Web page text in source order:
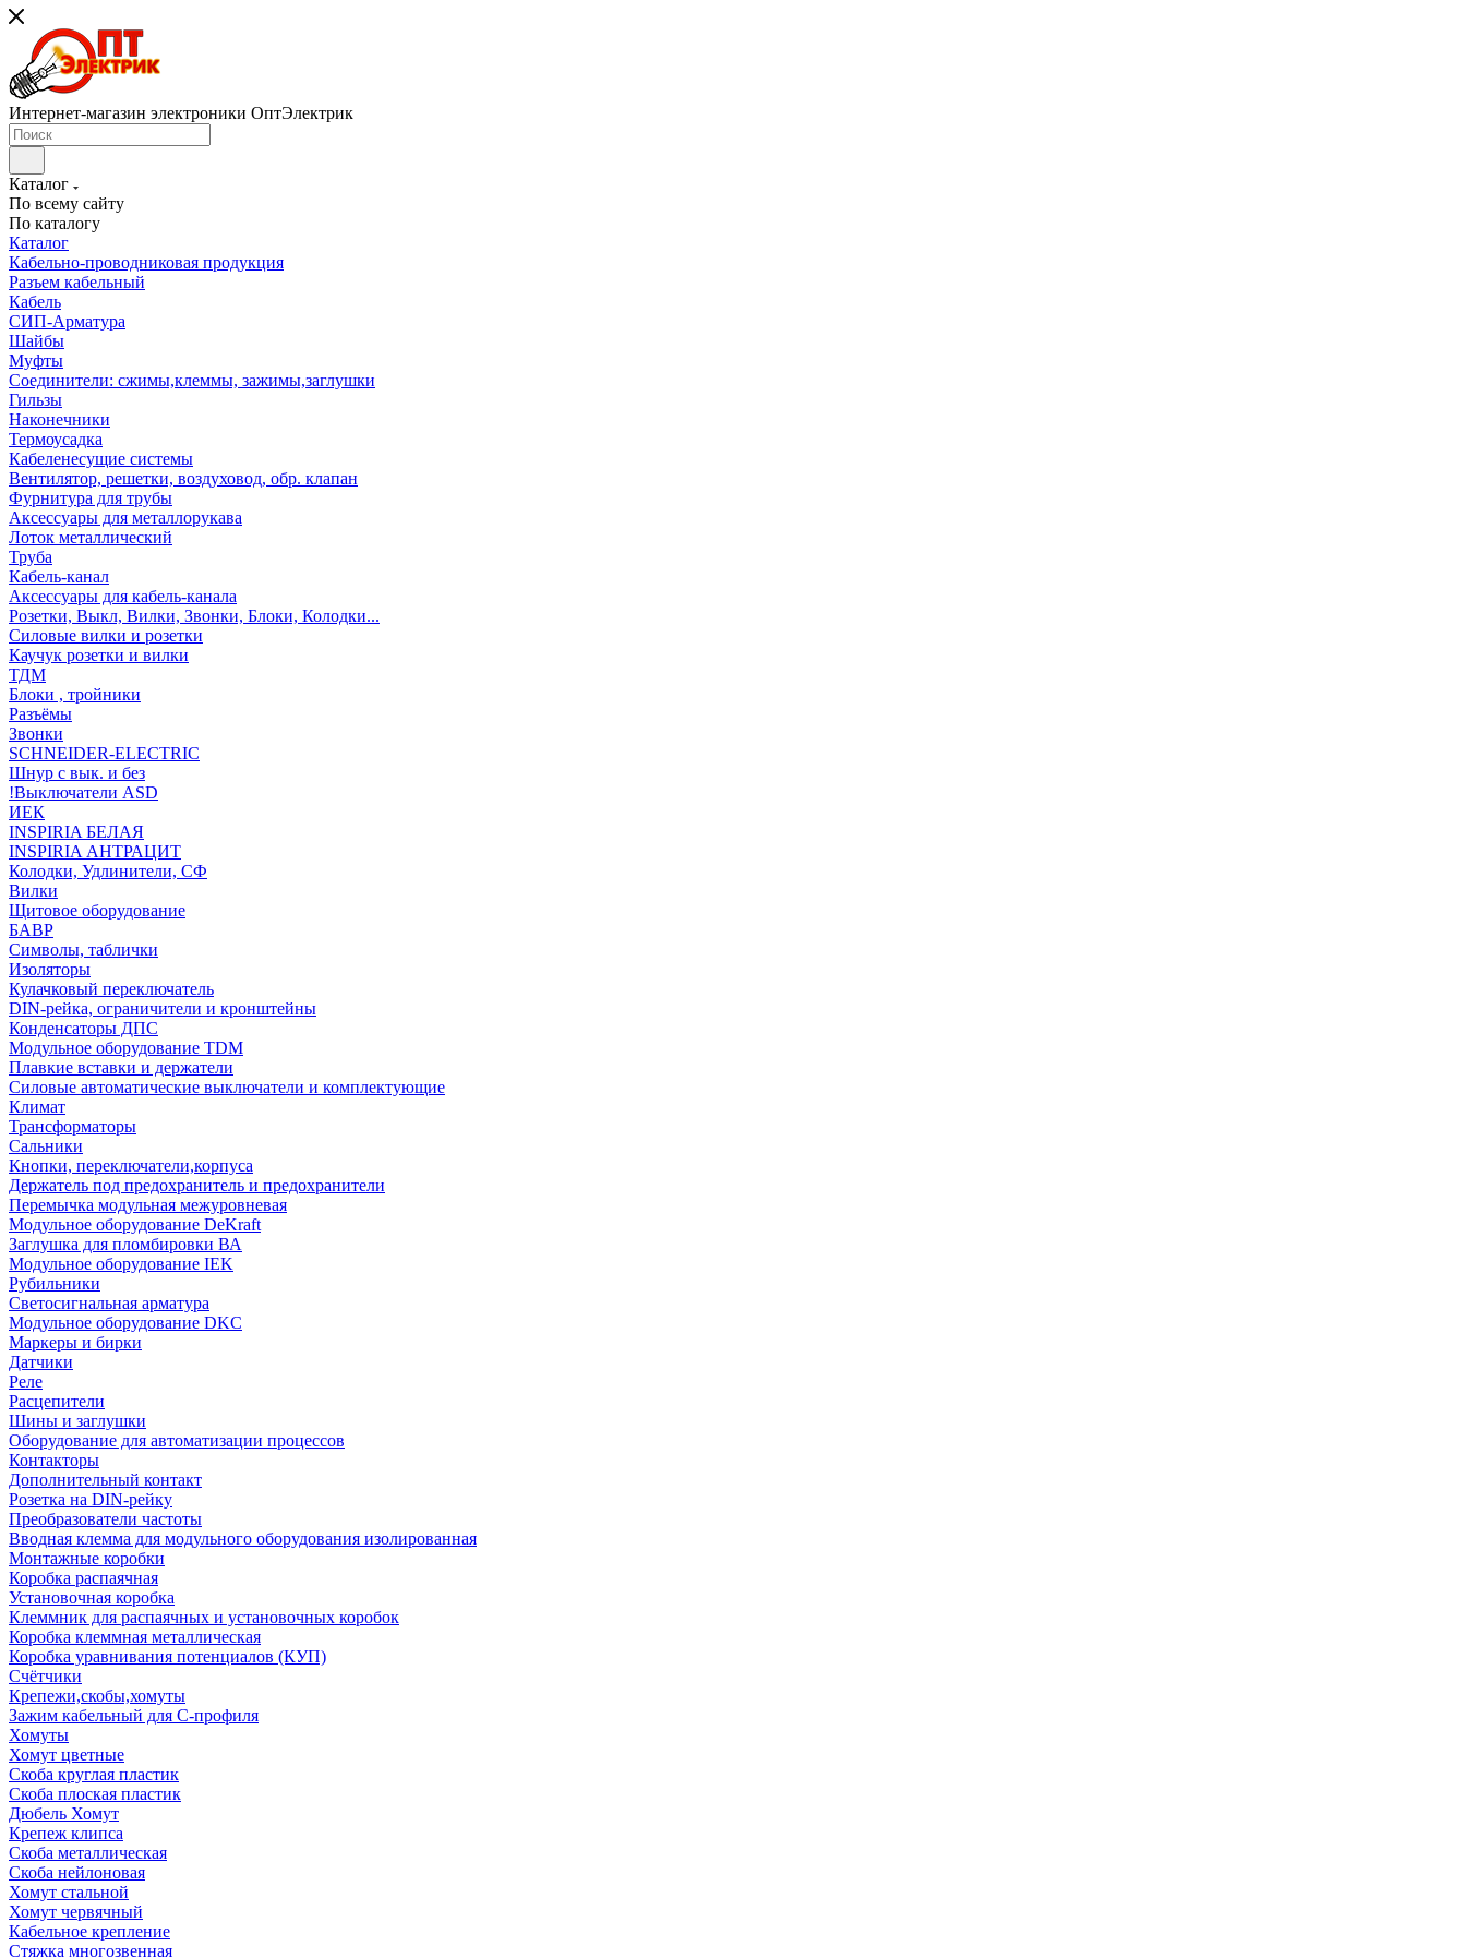
Интернет-магазин электроники ОптЭлектрик
Каталог
По всему сайту
По каталогу
Каталог
Кабельно-проводниковая продукция
Разъем кабельный
Кабель
СИП-Арматура
Шайбы
Муфты
Соединители: сжимы,клеммы, зажимы,заглушки
Гильзы
Наконечники
Термоусадка
Кабеленесущие системы
Вентилятор, решетки, воздуховод, обр. клапан
Фурнитура для трубы
Аксессуары для металлорукава
Лоток металлический
Труба
Кабель-канал
Аксессуары для кабель-канала
Розетки, Выкл, Вилки, Звонки, Блоки, Колодки...
Силовые вилки и розетки
Каучук розетки и вилки
ТДМ
Блоки , тройники
Разъёмы
Звонки
SCHNEIDER-ELECTRIC
Шнур с вык. и без
!Выключатели ASD
ИЕК
INSPIRIA БЕЛАЯ
INSPIRIA АНТРАЦИТ
Колодки, Удлинители, СФ
Вилки
Щитовое оборудование
БАВР
Символы, таблички
Изоляторы
Кулачковый переключатель
DIN-рейка, ограничители и кронштейны
Конденсаторы ДПС
Модульное оборудование TDM
Плавкие вставки и держатели
Силовые автоматические выключатели и комплектующие
Климат
Трансформаторы
Сальники
Кнопки, переключатели,корпуса
Держатель под предохранитель и предохранители
Перемычка модульная межуровневая
Модульное оборудование DeKraft
Заглушка для пломбировки ВА
Модульное оборудование IEK
Рубильники
Светосигнальная арматура
Модульное оборудование DKC
Маркеры и бирки
Датчики
Реле
Расцепители
Шины и заглушки
Оборудование для автоматизации процессов
Контакторы
Дополнительный контакт
Розетка на DIN-рейку
Преобразователи частоты
Вводная клемма для модульного оборудования изолированная
Монтажные коробки
Коробка распаячная
Установочная коробка
Клеммник для распаячных и установочных коробок
Коробка клеммная металлическая
Коробка уравнивания потенциалов (КУП)
Счётчики
Крепежи,скобы,хомуты
Зажим кабельный для С-профиля
Хомуты
Хомут цветные
Скоба круглая пластик
Скоба плоская пластик
Дюбель Хомут
Крепеж клипса
Скоба металлическая
Скоба нейлоновая
Хомут стальной
Хомут червячный
Кабельное крепление
Стяжка многозвенная